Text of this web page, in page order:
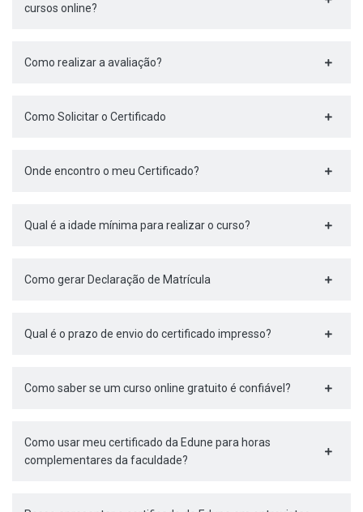
cursos online?
Como realizar a avaliação?
Como Solicitar o Certificado
Onde encontro o meu Certificado?
Qual é a idade mínima para realizar o curso?
Como gerar Declaração de Matrícula
Qual é o prazo de envio do certificado impresso?
Como saber se um curso online gratuito é confiável?
Como usar meu certificado da Edune para horas
complementares da faculdade?